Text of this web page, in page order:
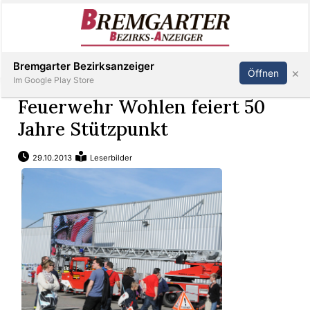
Immobilien
Veranstaltungen
Stellen
Paper
Newsletter
Inserieren Abonnieren Anmelden
Feuerwehr Wohlen feiert 50
Jahre Stützpunkt
29.10.2013 Leserbilder
Bremgarter Bezirksanzeiger
Im Google Play Store
Öffnen ×